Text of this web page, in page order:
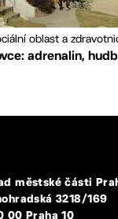
oblast a
adrenalin,
městské části
3218/169
00 Praha 10